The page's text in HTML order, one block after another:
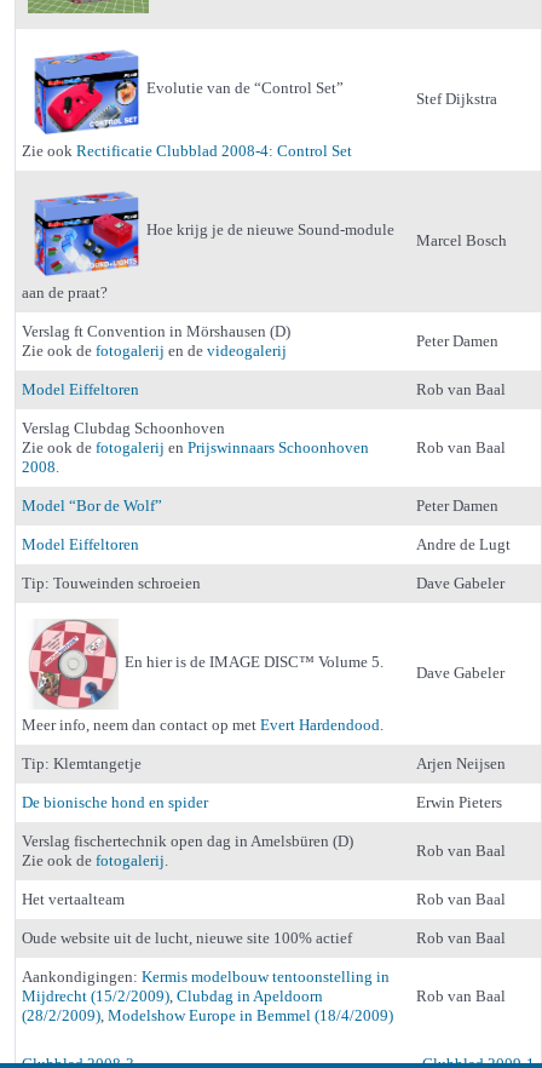
Evolutie van de “Control Set”
Zie ook Rectificatie Clubblad 2008-4: Control Set
Stef Dijkstra
Hoe krijg je de nieuwe Sound-module
aan de praat?
Marcel Bosch
Verslag ft Convention in Mörshausen (D)
Zie ook de fotogalerij en de videogalerij
Peter Damen
Model Eiffeltoren Rob van Baal
Verslag Clubdag Schoonhoven
Zie ook de fotogalerij en Prijswinnaars Schoonhoven
2008.
Rob van Baal
Model “Bor de Wolf” Peter Damen
Model Eiffeltoren Andre de Lugt
Tip: Touweinden schroeien Dave Gabeler
En hier is de IMAGE DISC™ Volume 5.
Meer info, neem dan contact op met Evert Hardendood
Dave Gabeler
Tip: Klemtangetje Arjen Neijsen
De bionische hond en spider Erwin Pieters
Verslag fischertechnik open dag in Amelsbüren (D)
Zie ook de fotogalerij
Rob van Baal
Het vertaalteam Rob van Baal
Oude website uit de lucht, nieuwe site 100% actief Rob van Baal
Aankondigingen: Kermis modelbouw tentoonstelling in
Mijdrecht (15/2/2009) Clubdag in Apeldoorn
(28/2/2009) Modelshow Europe in Bemmel (18/4/2009)
Rob van Baal
Clubblad 2008-3 Clubblad 2009-1